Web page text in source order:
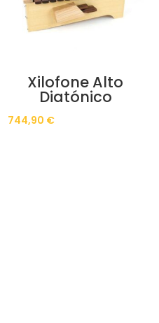
Xilofone Alto
Diatónico
744,90 €